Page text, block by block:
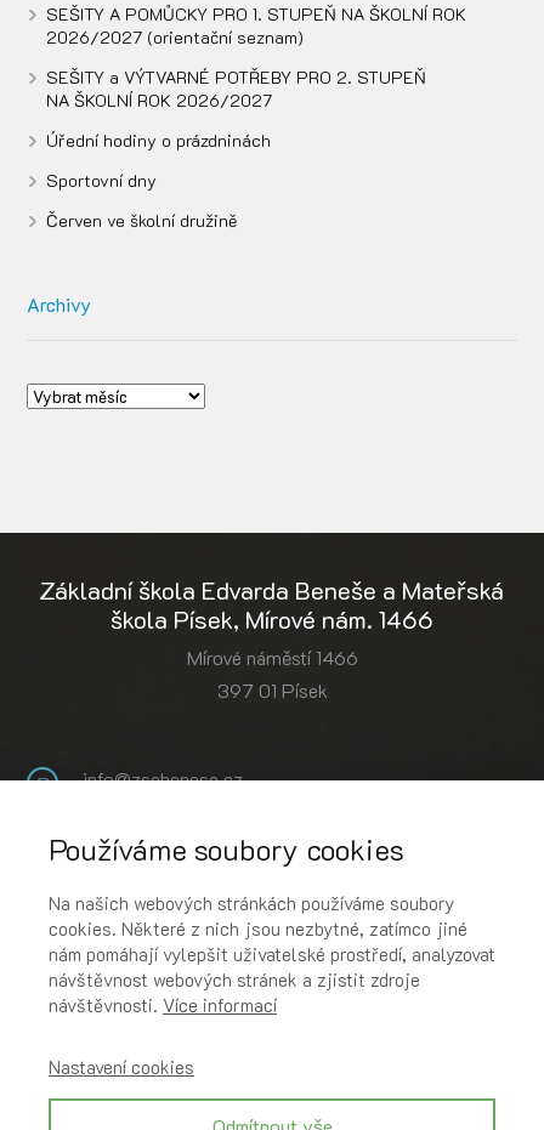
SEŠITY A POMŮCKY PRO 1. STUPEŇ NA ŠKOLNÍ ROK
2026/2027 (orientační seznam)
SEŠITY a VÝTVARNÉ POTŘEBY PRO 2. STUPEŇ
NA ŠKOLNÍ ROK 2026/2027
Úřední hodiny o prázdninách
Sportovní dny
Červen ve školní družině
Archivy
Základní škola Edvarda Beneše a Mateřská
škola Písek, Mírové nám. 1466
Mírové náměstí 1466
397 01 Písek
info@zsebenese.cz
YouTube
Instagram
Podcast
Rychlé odkazy
Používáme soubory cookies
Na našich webových stránkách používáme soubory
cookies. Některé z nich jsou nezbytné, zatímco jiné
nám pomáhají vylepšit uživatelské prostředí, analyzovat
návštěvnost webových stránek a zjistit zdroje
návštěvnosti. Více informací
Nastavení cookies